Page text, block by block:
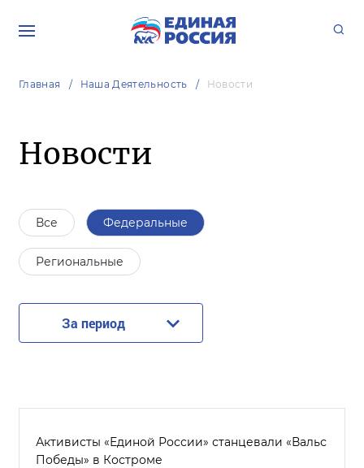
Главная Наша Деятельность Новости
Новости
Все Федеральные
Региональные
За период
Активисты «Единой России» станцевали «Вальс
Победы» в Костроме